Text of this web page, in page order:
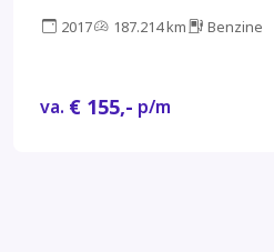
AUT. VERLICHTING -
2017 187.214 km Benzine
va. € 155,- p/m